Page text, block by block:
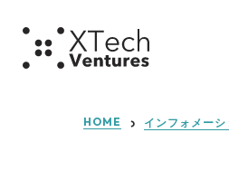
HOME インフォメーシ